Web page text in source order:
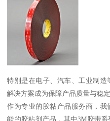
特别是在电子、汽车、工业制
解决方案成为保障产品质量与稳
作为专业的胶粘产品服务商，
能的胶粘剂产品，其中3M胶带